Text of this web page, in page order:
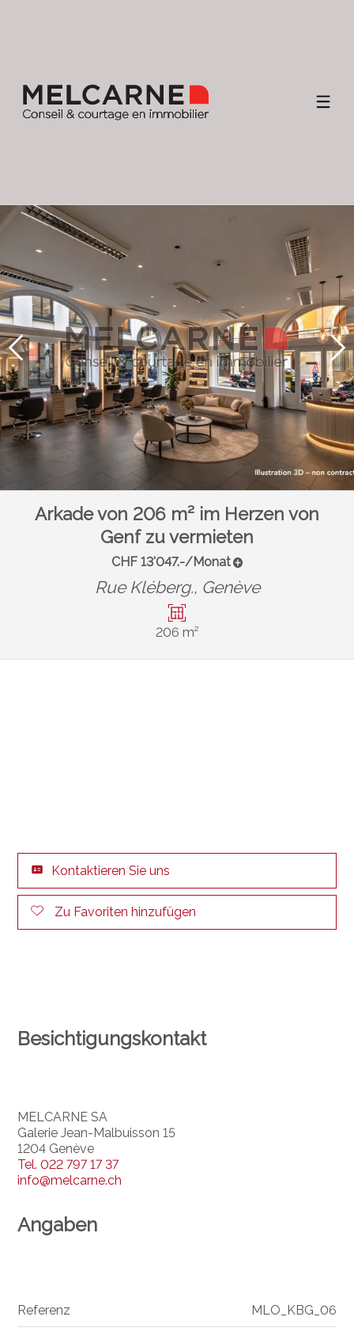
Arkade von 206 m² im Herzen von
Genf zu vermieten
CHF 13'047.-/Monat
Rue Kléberg., Genève
206 m²
Kontaktieren Sie uns
Zu Favoriten hinzufügen
Besichtigungskontakt
MELCARNE SA
Galerie Jean-Malbuisson 15
1204 Genève
Tel.022 797 17 37
info@melcarne.ch
Angaben
Referenz MLO_KBG_06